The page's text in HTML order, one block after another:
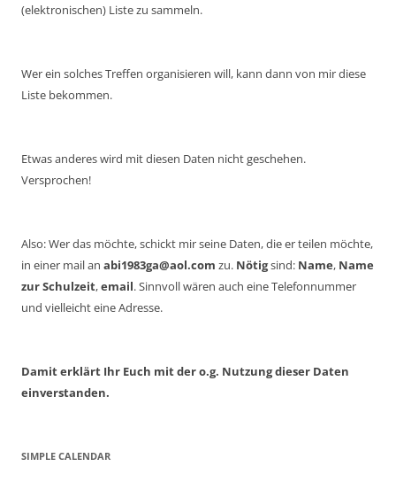
(elektronischen) Liste zu sammeln.
Wer ein solches Treffen organisieren will, kann dann von mir diese
Liste bekommen.
Etwas anderes wird mit diesen Daten nicht geschehen.
Versprochen!
Also: Wer das möchte, schickt mir seine Daten, die er teilen möchte,
in einer mail an abi1983ga@aol.com zu. Nötigsind: Name, Name
zur Schulzeit,email. Sinnvoll wären auch eine Telefonnummer
und vielleicht eine Adresse.
Damit erklärt Ihr Euch mit der o.g. Nutzung dieser Daten
einverstanden.
SIMPLE CALENDAR